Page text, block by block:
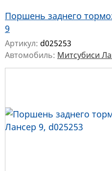
Поршень заднего
9
Артикул: d025253
Автомобиль: Митсубиси